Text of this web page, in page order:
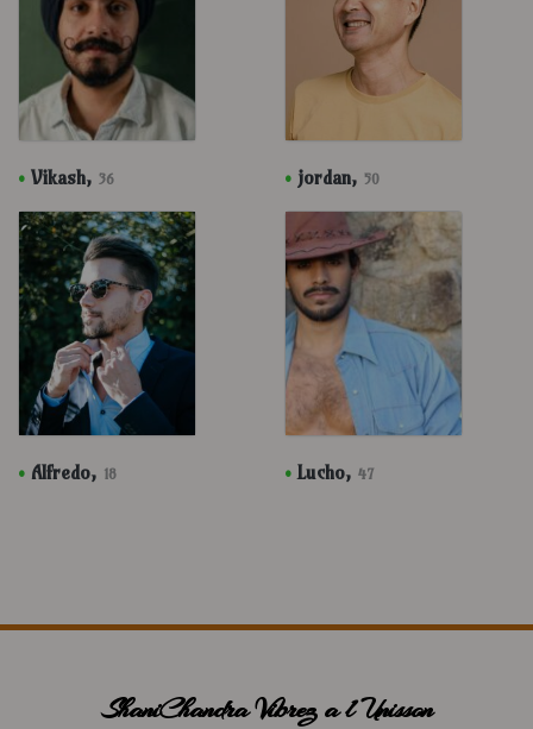
• Vikash, 36 • jordan, 50
• Alfredo, 18 • Lucho, 47
ShaniChandra Vibrez a l Unisson